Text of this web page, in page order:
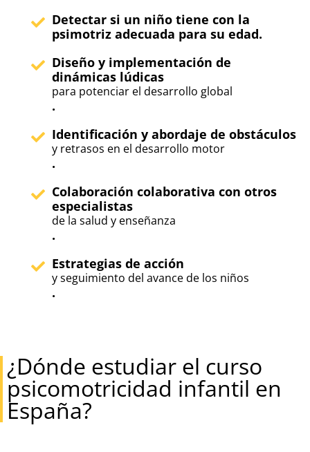
Detectar si un niño tiene con la
psimotriz adecuada para su edad.
Diseño y implementación de
dinámicas lúdicas
para potenciar el desarrollo global
.
Identificación y abordaje de obstáculos
y retrasos en el desarrollo motor
.
Colaboración colaborativa con otros
especialistas
de la salud y enseñanza
.
Estrategias de acción
y seguimiento del avance de los niños
.
¿Dónde estudiar el curso
psicomotricidad infantil en
España?